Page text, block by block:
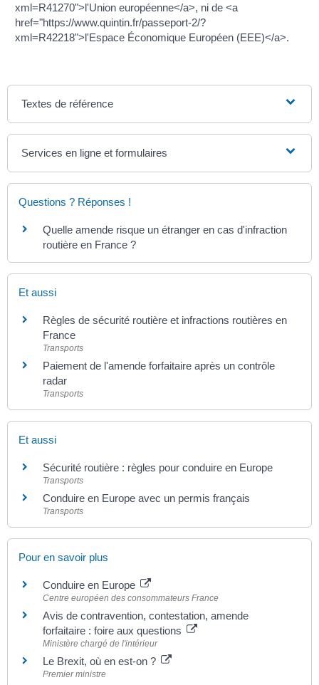
xml=R41270">l'Union européenne</a>, ni de <a
href="https://www.quintin.fr/passeport-2/?
xml=R42218">l'Espace Économique Européen (EEE)</a>.
Textes de référence
Services en ligne et formulaires
Questions ? Réponses !
Quelle amende risque un étranger en cas d'infraction
routière en France ?
Et aussi
Règles de sécurité routière et infractions routières en
France
Transports
Paiement de l'amende forfaitaire après un contrôle
radar
Transports
Et aussi
Sécurité routière : règles pour conduire en Europe
Transports
Conduire en Europe avec un permis français
Transports
Pour en savoir plus
Conduire en Europe
Centre européen des consommateurs France
Avis de contravention, contestation, amende
forfaitaire : foire aux questions
Ministère chargé de l'intérieur
Le Brexit, où en est-on ?
Premier ministre